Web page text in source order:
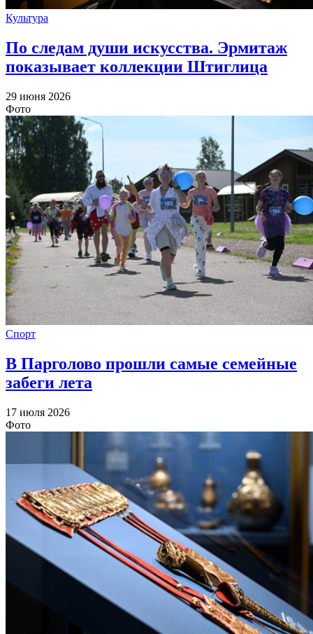
Культура
По следам души искусства. Эрмитаж
показывает коллекции Штиглица
29 июня 2026
Фото
Спорт
В Парголово прошли самые семейные
забеги лета
17 июля 2026
Фото